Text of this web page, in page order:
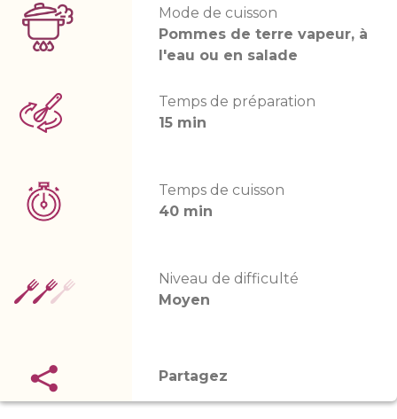
Mode de cuisson
Pommes de terre vapeur, à
l'eau ou en salade
Temps de préparation
15 min
Temps de cuisson
40 min
Niveau de difficulté
Moyen
Partagez